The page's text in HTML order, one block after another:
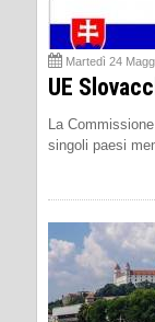
Martedì 24
UE
La
singoli paesi